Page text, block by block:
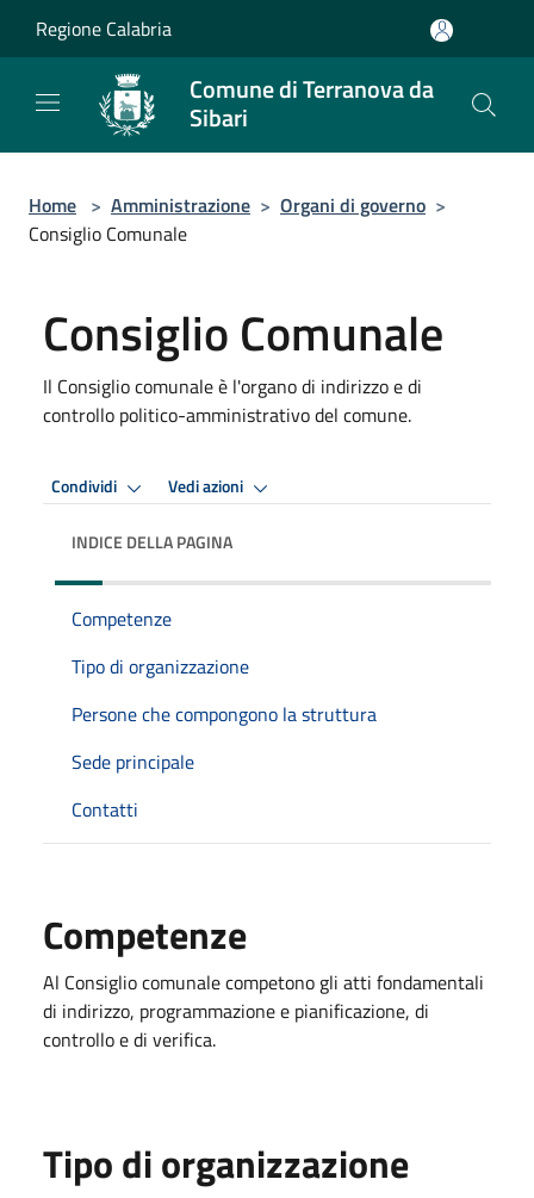
Regione Calabria
Comune di Terranova da
Sibari
Home > Amministrazione > Organi di governo >
Consiglio Comunale
Consiglio Comunale
Il Consiglio comunale è l'organo di indirizzo e di
controllo politico-amministrativo del comune.
Condividi Vedi azioni
INDICE DELLA PAGINA
Competenze
Tipo di organizzazione
Persone che compongono la struttura
Sede principale
Contatti
Competenze
Al Consiglio comunale competono gli atti fondamentali
di indirizzo, programmazione e pianificazione, di
controllo e di verifica.
Tipo di organizzazione